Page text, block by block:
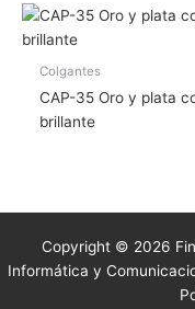
Colgantes
CAP-35 Oro y plata
brillante
Copyright © 2026
Informática y